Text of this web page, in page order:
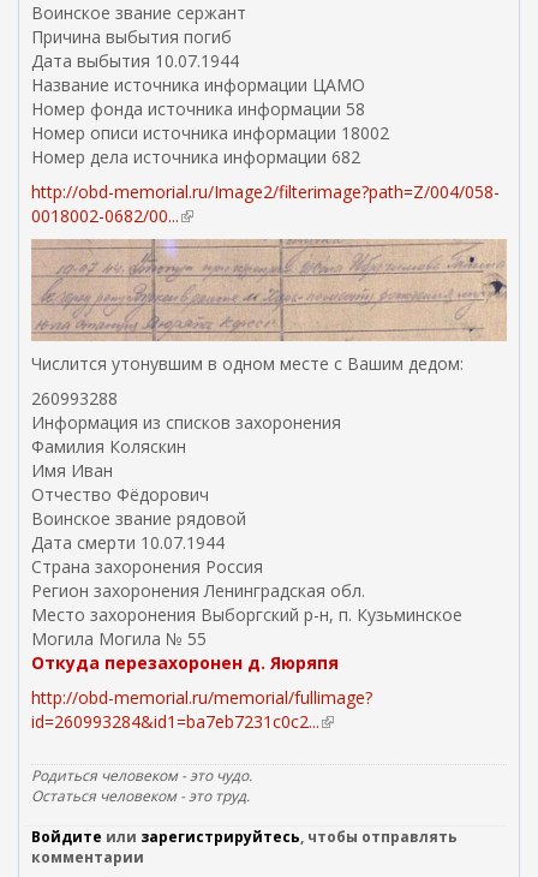
Воинское звание сержант
Причина выбытия погиб
Дата выбытия 10.07.1944
Название источника информации ЦАМО
Номер фонда источника информации 58
Номер описи источника информации 18002
Номер дела источника информации 682
http://obd-memorial.ru/Image2/filterimage?path=Z/004/058-
0018002-0682/00...(
в
н
е
ш
н
я
с
ы
к
а
)
Числится утонувшим в одном месте с Вашим дедом:
260993288
Информация из списков захоронения
Фамилия Коляскин
Имя Иван
Отчество Фёдорович
Воинское звание рядовой
Дата смерти 10.07.1944
Страна захоронения Россия
Регион захоронения Ленинградская обл.
Место захоронения Выборгский р-н, п. Кузьминское
Могила Могила № 55
Откуда перезахоронен д. Яюряпя
http://obd-memorial.ru/memorial/fullimage?
id=260993284&id1=ba7eb7231c0c2...(
н
н
Родиться человеком - это чудо.
Остаться человеком - это труд.
Войдите или зарегистрируйтесь, чтобы отправлять
комментарии